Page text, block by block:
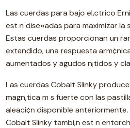
Las cuerdas para bajo el‚ctrico
est n dise¤adas para maximizar la
Estas cuerdas proporcionan un
extendido, una respuesta
aumentados y agudos n¡tidos y
Las cuerdas Cobalt Slinky
magn‚tica m s fuerte con las
aleaci¢n disponible
Cobalt Slinky tambi‚n est n